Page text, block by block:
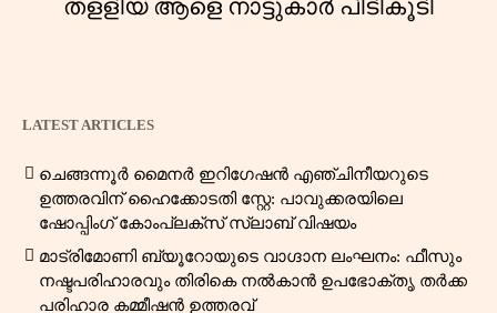
തളളിയ ആളെ നാട്ടുകാർ പിടികൂടി
LATEST ARTICLES
ചെങ്ങന്നൂർ മൈനർ ഇറിഗേഷൻ എഞ്ചിനീയറുടെ
ഉത്തരവിന് ഹൈക്കോടതി സ്റ്റേ: പാവുക്കരയിലെ
ഷോപ്പിംഗ് കോംപ്ലക്സ് സ്ലാബ് വിഷയം
മാട്രിമോണി ബ്യൂറോയുടെ വാഗ്ദാന ലംഘനം: ഫീസും
നഷ്ടപരിഹാരവും തിരികെ നൽകാൻ ഉപഭോക്തൃ തർക്ക
പരിഹാര കമ്മീഷൻ ഉത്തരവ്